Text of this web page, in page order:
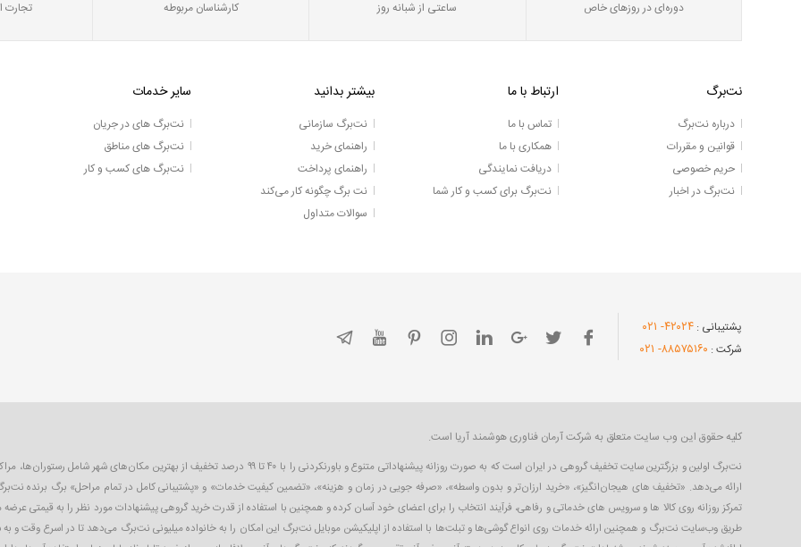
دوره‌ای در روز‌های خاص
ساعتی از شبانه روز
کارشناسان مربوطه
تجارت
نت‌برگ
درباره نت‌برگ
قوانین و مقررات
حریم خصوصی
نت‌برگ در اخبار
ارتباط با ما
تماس با ما
همکاری با ما
دریافت نمایندگی
نت‌برگ برای کسب و کار شما
بیشتر بدانید
نت‌برگ سازمانی
راهنمای خرید
راهنمای پرداخت
نت برگ چگونه کار می‌کند
سوالات متداول
سایر خدمات
نت‌برگ های در جریان
نت‌برگ های مناطق
نت‌برگ های کسب و کار
پشتیبانی : ۴۲۰۲۴- ۰۲۱
شرکت : ۸۸۵۷۵۱۶۰- ۰۲۱
کلیه حقوق این وب سایت متعلق به شرکت آرمان فناوری هوشمند آریا است.
نت‌برگ اولین و بزرگترین سایت تخفیف گروهی در ایران است که به صورت روزانه پیشنهاداتی متنوع و
ارائه می‌دهد. «تخفیف های هیجان‌انگیز»، «خرید ارزان‌تر و بدون واسطه»، «صرفه جویی در زمان و هزینه»، «تضمین کیفیت خدمات» و «پشتیبانی کامل در تمام مراحل» برگ برنده
تمرکز روزانه روی کالا ها و سرویس های خدماتی و رفاهی، فرآیند انتخاب را برای اعضای خود آسان کرده و همچنین با استفاده از قدرت خرید گروهی پیشنهادات مورد نظر را به
طریق وب‌سایت نت‌برگ و همچنین ارائه خدمات روی انواع گوشی‌ها و تبلت‌ها با استفاده از اپلیکیشن موبایل نت‌برگ این امکان را به خانواده میلیونی نت‌برگ می‌دهد تا در اسرع وقت و